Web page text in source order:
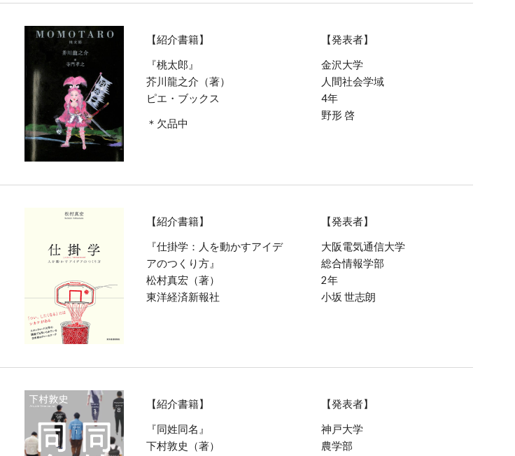
【紹介書籍】
『桃太郎』
芥川龍之介（著）
ピエ・ブックス
＊欠品中
【発表者】
金沢大学
人間社会学域
4年
野形 啓
【紹介書籍】
『仕掛学：人を動かすアイデ
アのつくり方』
松村真宏（著）
東洋経済新報社
【発表者】
大阪電気通信大学
総合情報学部
2年
小坂 世志朗
【紹介書籍】
『同姓同名』
下村敦史（著）
【発表者】
神戸大学
農学部